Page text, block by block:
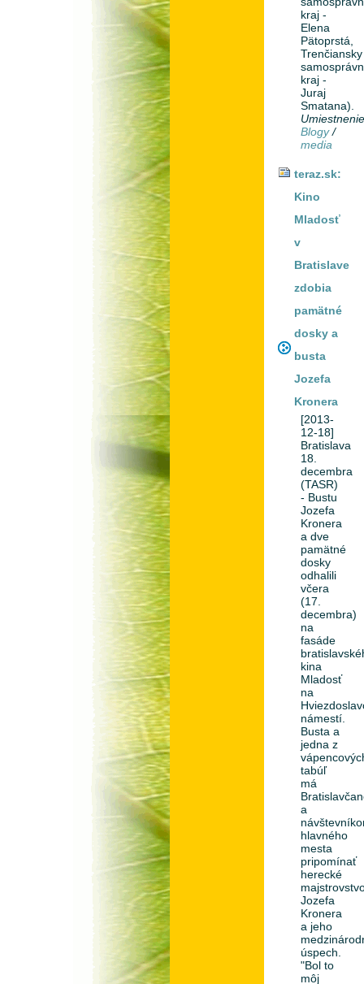
kraj -
Elena
Pätoprstá,
Trenčiansky
kraj -
Juraj
Smatana).
Blogy /
media
teraz.sk:
Kino
Mladosť
v
Bratislave
zdobia
pamätné
dosky a
busta
Jozefa
Kronera
[2013-
12-18]
Bratislava
18.
decembra
(TASR)
- Bustu
Jozefa
Kronera
a dve
pamätné
dosky
odhalili
včera
(17.
decembra)
na
fasáde
kina
Mladosť
na
námestí.
Busta a
jedna z
tabúľ
má
a
hlavného
mesta
pripomínať
herecké
Jozefa
Kronera
a jeho
úspech.
"Bol to
môj